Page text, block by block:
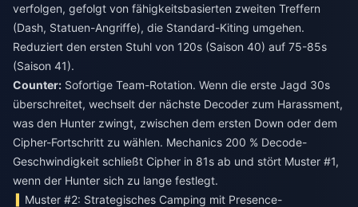
verfolgen, gefolgt von fähigkeitsbasierten zweiten Treffern
(Dash, Statuen-Angriffe), die Standard-Kiting umgehen.
Reduziert den ersten Stuhl von 120s (Saison 40) auf 75-85s
(Saison 41).
Counter: Sofortige Team-Rotation. Wenn die erste Jagd 30s
überschreitet, wechselt der nächste Decoder zum Harassment,
was den Hunter zwingt, zwischen dem ersten Down oder dem
Cipher-Fortschritt zu wählen. Mechanics 200 % Decode-
Geschwindigkeit schließt Cipher in 81s ab und stört Muster #1,
wenn der Hunter sich zu lange festlegt.
Muster #2: Strategisches Camping mit Presence-